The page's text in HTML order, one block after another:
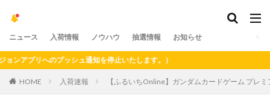
ニュース 入荷情報 ノウハウ 抽選情報 お知らせ
プリへのプッシュ通知を停止いたします。）
HOME 入荷速報 【ふるいちOnline】ガンダムカードゲーム プレ